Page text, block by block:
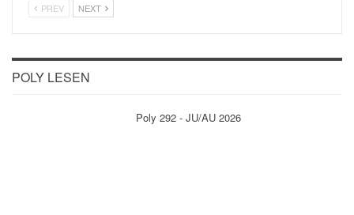
PREV NEXT
POLY LESEN
Poly 292 - JU/AU 2026